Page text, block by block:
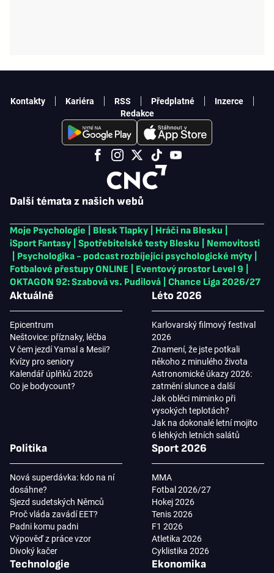
Další témata z našich webů
Moje Psychologie Blesk Tlapky Hráči na Blesku
iSport Fantasy
Spotřebitelské testy Blesku
Nemovitosti
Psychologika - podcast rozbíjející psychologické mýty
Fotbalové přestupy ONLINE
Eventový prostor Level 9
OKTAGON 92: Szabová vs. Pudilová
Chance Liga 2026/27
Aktuálně
Epicentrum
Neštovice: příznaky, léčba
V čem jezdí Yamal a Mesii?
Kvízy pro seniory
Kalendář úplňků 2026
Co je bodycount?
Léto 2026
Karlovarský filmový festival
2026
Znamení, že jste potkali
někoho z minulého života
Astronomické úkazy 2026:
zatmění slunce a další
Jak obléci miminko při
vysokých teplotách?
Jak na dokonalé letní mojito
6 lehkých letních salátů
Politika
Nová superdávka: kdo na ní
dosáhne?
Sjezd sudetských Němců
Proč vláda zavádí EET?
Padni komu padni
Výpověď z práce vzor
Divoký kačer
Sport 2026
MMA
Fotbal 2026/27
Hokej 2026
Tenis 2026
F1 2026
Atletika 2026
Cyklistika 2026
Technologie Ekonomika
Kontakty Kariéra RSS Předplatné
Inzerce
Redakce